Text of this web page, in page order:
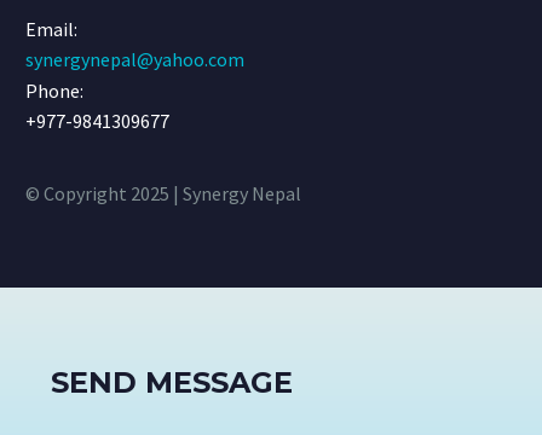
Email:
synergynepal@yahoo.com
Phone:
+977-9841309677
© Copyright 2025 | Synergy Nepal
SEND MESSAGE